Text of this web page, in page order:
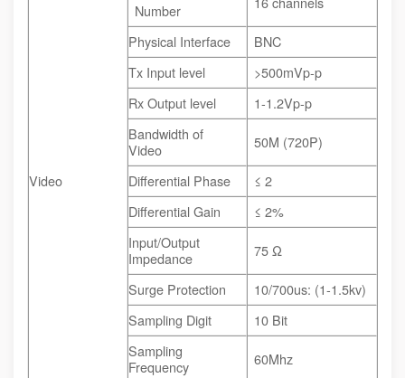
Video
Number
Physical Interface
BNC
Tx Input level
>500mVp-p
Rx Output level
1-1.2Vp-p
Bandwidth of
Video
50M (720P)
Differential Phase
≤ 2
Differential Gain
≤ 2%
Input/Output
Impedance
75 Ω
Surge Protection
10/700us: (1-1.5kv)
Sampling Digit
10 Bit
Sampling
Frequency
60Mhz